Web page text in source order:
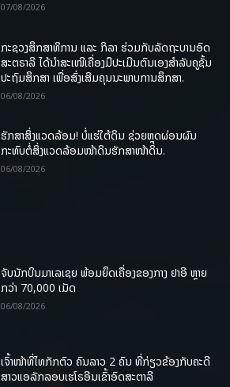
07/08/2026
ກະຊວງສຶກສາທິການ ແລະ ກິລາ ຮ່ວມກັບລັດຖະບານອົດ
ສະຕຣາລີ ໄດ້ນຳສະເໜີເຄື່ອງມືປະເມີນຕົນເອງສຳລັບຄູຊັ້ນ
ປະຖົມສຶກສາ ເພື່ອສົ່ງເສີມຄຸນນະພາບການສຶກສາ.
06/08/2026
ຮັກສາສິ່ງແວດລ້ອມ! ບໍ່ແຮ່ໃຕ້ດິນ ຊ່ວຍຫຼຸດຜ່ອນຜົນ
ກະທົບຕໍ່ສິ່ງແວດລ້ອມໜ້າດິນຮັກສາໜ້າດິນ.
06/08/2026
ຈັບນັກບິນມາເລເຊຍ ພ້ອມຍຶດເຄື່ອງຂອງກາງ ຢາອີ ຫຼາຍ
ກວ່າ 70,000 ເມັດ
06/08/2026
ເຈົ້າໜ້າທີ່ໄທກັກຕົວ ຄົນລາວ 2 ຄົນ ທີ່ກ່ຽວຂ້ອງກັບຄະດີ
ສາວແອລັກລອບເຮໂຣອີນເຂົ້າອົດສະຕາລີ